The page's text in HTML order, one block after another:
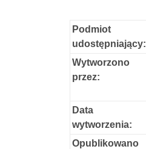
Podmiot
udostępniający:
Wytworzono
przez:
Data
wytworzenia:
Opublikowano